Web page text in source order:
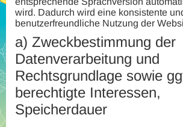
wird. Dadurch wird eine konsistente
benutzerfreundliche Nutzung der
a) Zweckbestimmung der
Datenverarbeitung und
Rechtsgrundlage sowie
berechtigte Interessen,
Speicherdauer